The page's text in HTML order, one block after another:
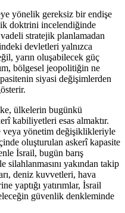
yönelik gereksiz bir endişe
doktrini incelendiğinde
stratejik planlamadan
devletleri yalnızca
yarın oluşabilecek güç
bölgesel jeopolitiğin ne
siyasi değişimlerden
ülkelerin bugünkü
kabiliyetleri esas almaktır.
veya yönetim değişiklikleriyle
oluşturulan askerî kapasite
İsrail, bugün barış
silahlanmasını yakından takip
deniz kuvvetleri, hava
yaptığı yatırımlar, İsrail
güvenlik denkleminde